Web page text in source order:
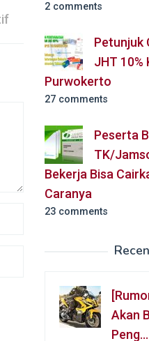
2 comments
Petunjuk
JHT 10%
Purwokerto
27 comments
Peserta
TK/
Bekerja Bisa
Caranya
23 comments
Akan
Peng…